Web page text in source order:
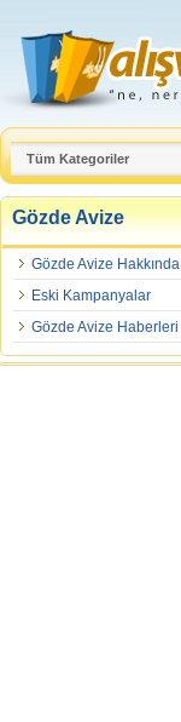
Gözde Avize
Gözde Avize Hakkında
Eski Kampanyalar
Gözde Avize Haberleri